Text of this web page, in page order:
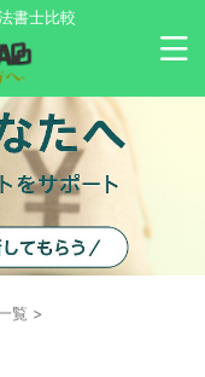
書士比較
覧 >